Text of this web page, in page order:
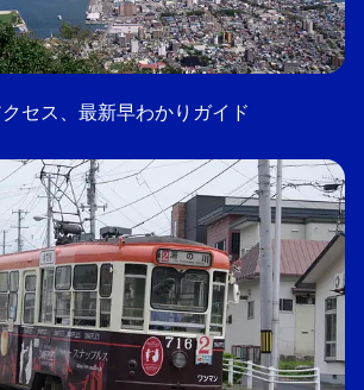
セス、最新早わかりガイド